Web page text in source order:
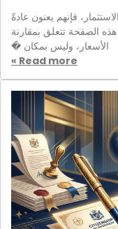
فإنهم يعنون عادةً
الصفحة تتعلق بمقارنة
الأسعار، وليس بمكان �
Read more »